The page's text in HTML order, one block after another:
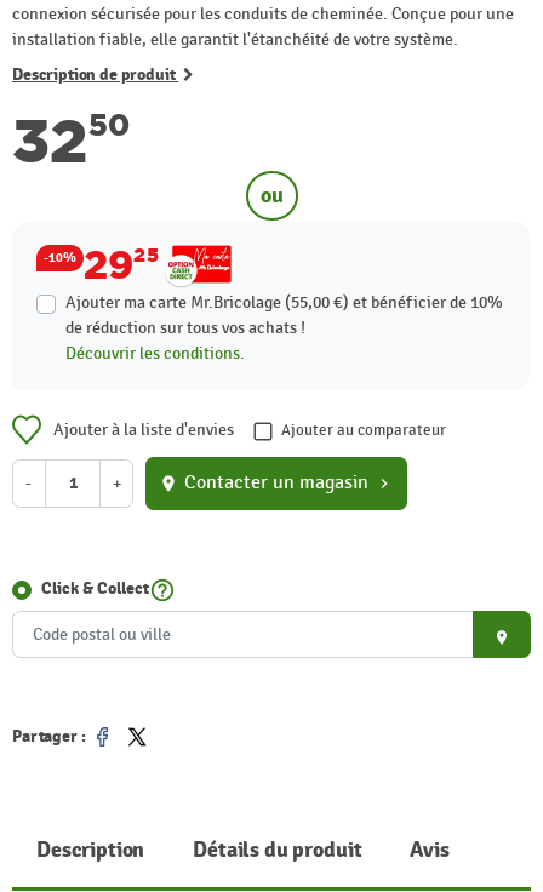
connexion sécurisée pour les conduits de cheminée. Conçue pour une
installation fiable, elle garantit l'étanchéité de votre système.
Description de produit
3250
ou
-10% 2925
Ajouter ma carte Mr.Bricolage (55,00 €) et bénéficier de 10%
de réduction sur tous vos achats !
Découvrir les conditions.
Ajouter à la liste d'envies Ajouter au comparateur
- + location_on Contacter un magasin chevron_right
Click & Collecthelp_outline
place
Partager :
Partager
Tweet
Description Détails du produit Avis